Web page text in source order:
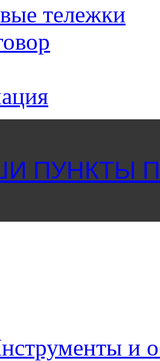
тележки
ПУНКТЫ
и